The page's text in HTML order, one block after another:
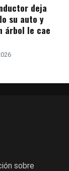
deja
su auto y
árbol le cae
sobre